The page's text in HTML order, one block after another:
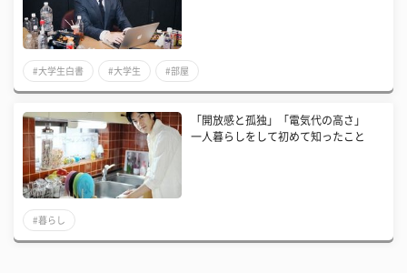
#大学生白書 #大学生 #部屋
「開放感と孤独」「電気代の高さ」
一人暮らしをして初めて知ったこと
#暮らし